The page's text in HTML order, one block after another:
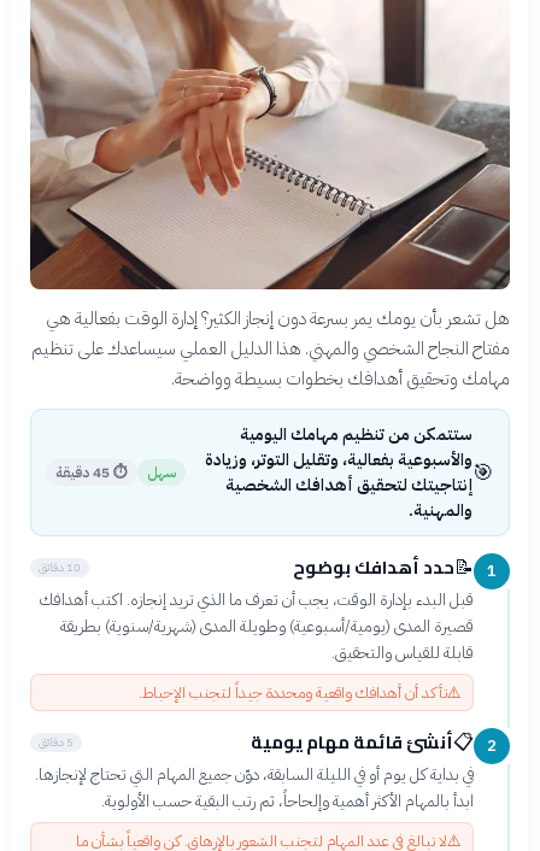
هل تشعر بأن يومك يمر بسرعة دون إنجاز الكثير؟ إدارة الوقت بفعالية هي
مفتاح النجاح الشخصي والمهني. هذا الدليل العملي سيساعدك على تنظيم
مهامك وتحقيق أهدافك بخطوات بسيطة وواضحة.
🎯
ستتمكن من تنظيم مهامك اليومية
والأسبوعية بفعالية، وتقليل التوتر، وزيادة
إنتاجيتك لتحقيق أهدافك الشخصية
والمهنية.
سهل ⏱45 دقيقة
1
📝حدد أهدافك بوضوح 10 دقائق
قبل البدء بإدارة الوقت، يجب أن تعرف ما الذي تريد إنجازه. اكتب أهدافك
قصيرة المدى (يومية/أسبوعية) وطويلة المدى (شهرية/سنوية) بطريقة
قابلة للقياس والتحقيق.
⚠️تأكد أن أهدافك واقعية ومحددة جيداً لتجنب الإحباط.
2
📋أنشئ قائمة مهام يومية 5 دقائق
في بداية كل يوم أو في الليلة السابقة، دوّن جميع المهام التي تحتاج لإنجازها.
ابدأ بالمهام الأكثر أهمية وإلحاحاً، ثم رتب البقية حسب الأولوية.
⚠️لا تبالغ في عدد المهام لتجنب الشعور بالإرهاق. كن واقعياً بشأن ما